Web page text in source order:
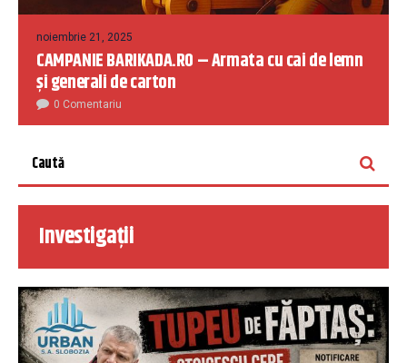
noiembrie 21, 2025
CAMPANIE BARIKADA.RO – Armata cu cai de lemn
și generali de carton
0 Comentariu
Investigații